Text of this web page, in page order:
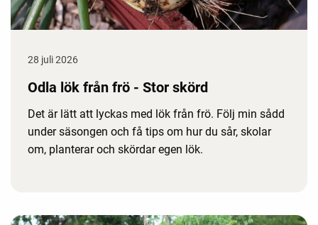
28 juli 2026
Odla lök från frö - Stor skörd
Det är lätt att lyckas med lök från frö. Följ min sådd
under säsongen och få tips om hur du sår, skolar
om, planterar och skördar egen lök.